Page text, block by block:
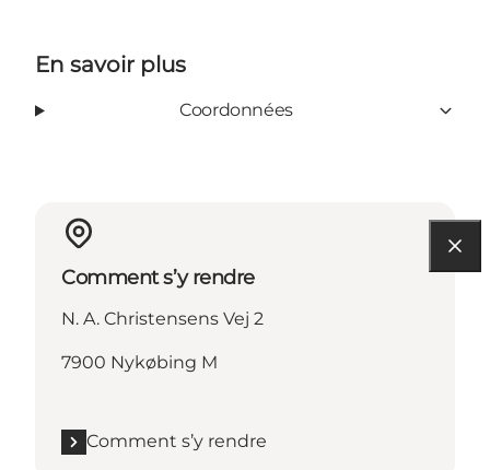
En savoir plus
Coordonnées
Comment s’y rendre
N. A. Christensens Vej 2
7900 Nykøbing M
Comment s’y rendre